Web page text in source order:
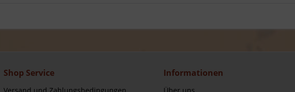
Shop Service Informationen